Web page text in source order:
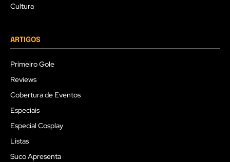
Cultura
ARTIGOS
Primeiro Gole
Reviews
Cobertura de Eventos
Especiais
Especial Cosplay
Listas
Suco Apresenta